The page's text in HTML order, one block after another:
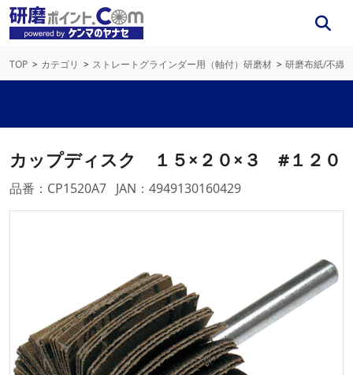
TOP カテゴリ ストレートグラインダー用（軸付）研磨材 研磨布紙/不織
カップディスク １５×２０×３ #１２０
品番：CP1520A7 JAN：4949130160429